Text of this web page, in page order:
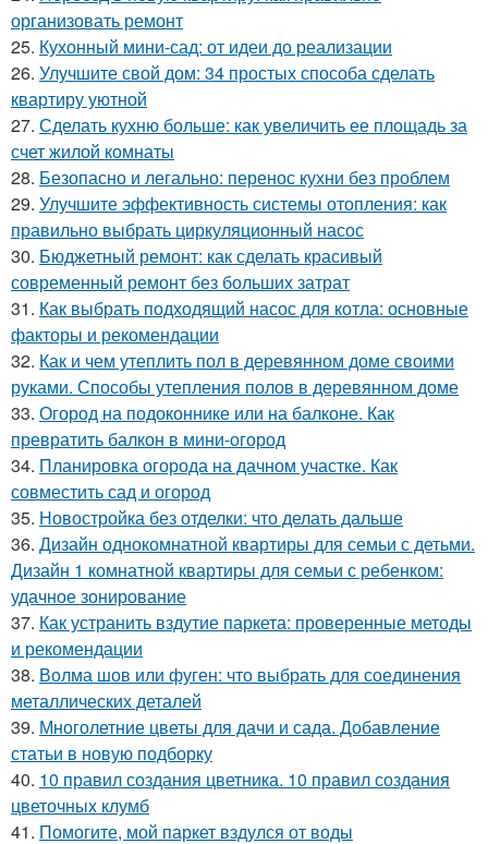
организовать ремонт
25. Кухонный мини-сад: от идеи до реализации
26. Улучшите свой дом: 34 простых способа сделать
квартиру уютной
27. Сделать кухню больше: как увеличить ее площадь за
счет жилой комнаты
28. Безопасно и легально: перенос кухни без проблем
29. Улучшите эффективность системы отопления: как
правильно выбрать циркуляционный насос
30. Бюджетный ремонт: как сделать красивый
современный ремонт без больших затрат
31. Как выбрать подходящий насос для котла: основные
факторы и рекомендации
32. Как и чем утеплить пол в деревянном доме своими
руками. Способы утепления полов в деревянном доме
33. Огород на подоконнике или на балконе. Как
превратить балкон в мини-огород
34. Планировка огорода на дачном участке. Как
совместить сад и огород
35. Новостройка без отделки: что делать дальше
36. Дизайн однокомнатной квартиры для семьи с детьми.
Дизайн 1 комнатной квартиры для семьи с ребенком:
удачное зонирование
37. Как устранить вздутие паркета: проверенные методы
и рекомендации
38. Волма шов или фуген: что выбрать для соединения
металлических деталей
39. Многолетние цветы для дачи и сада. Добавление
статьи в новую подборку
40. 10 правил создания цветника. 10 правил создания
цветочных клумб
41. Помогите, мой паркет вздулся от воды